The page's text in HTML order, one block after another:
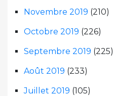
Novembre 2019 (210)
Octobre 2019 (226)
Septembre 2019 (225)
Août 2019 (233)
Juillet 2019 (105)